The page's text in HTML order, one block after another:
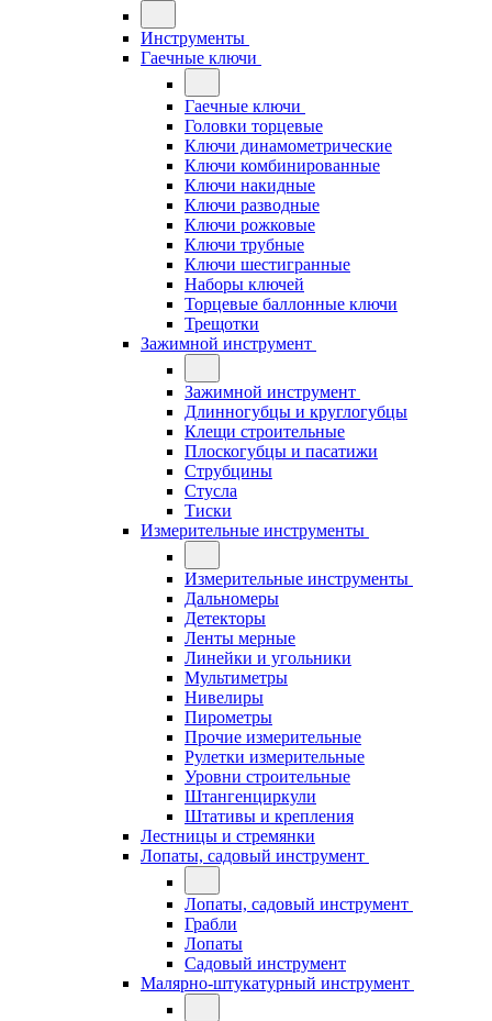
Инструменты
Гаечные ключи
Гаечные ключи
Головки торцевые
Ключи динамометрические
Ключи комбинированные
Ключи накидные
Ключи разводные
Ключи рожковые
Ключи трубные
Ключи шестигранные
Наборы ключей
Торцевые баллонные ключи
Трещотки
Зажимной инструмент
Зажимной инструмент
Длинногубцы и круглогубцы
Клещи строительные
Плоскогубцы и пасатижи
Струбцины
Стусла
Тиски
Измерительные инструменты
Измерительные инструменты
Дальномеры
Детекторы
Ленты мерные
Линейки и угольники
Мультиметры
Нивелиры
Пирометры
Прочие измерительные
Рулетки измерительные
Уровни строительные
Штангенциркули
Штативы и крепления
Лестницы и стремянки
Лопаты, садовый инструмент
Лопаты, садовый инструмент
Грабли
Лопаты
Садовый инструмент
Малярно-штукатурный инструмент